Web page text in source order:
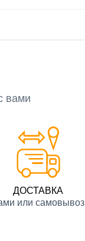
вами
ДОСТАВКА
или самовывоз